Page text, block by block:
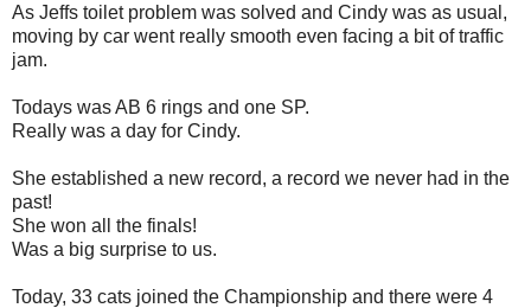
As Jeffs toilet problem was solved and Cindy was as usual,
moving by car went really smooth even facing a bit of traffic
jam.
Todays was AB 6 rings and one SP.
Really was a day for Cindy.
She established a new record, a record we never had in the
past!
She won all the finals!
Was a big surprise to us.
Today, 33 cats joined the Championship and there were 4